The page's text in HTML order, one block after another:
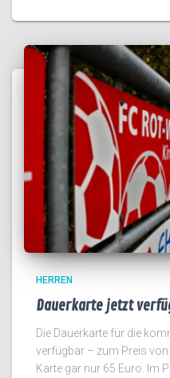
HERREN
Dauerkarte jetzt
Die Dauerkarte für die
verfügbar – zum Preis
Karte gar nur 65 Euro. Im